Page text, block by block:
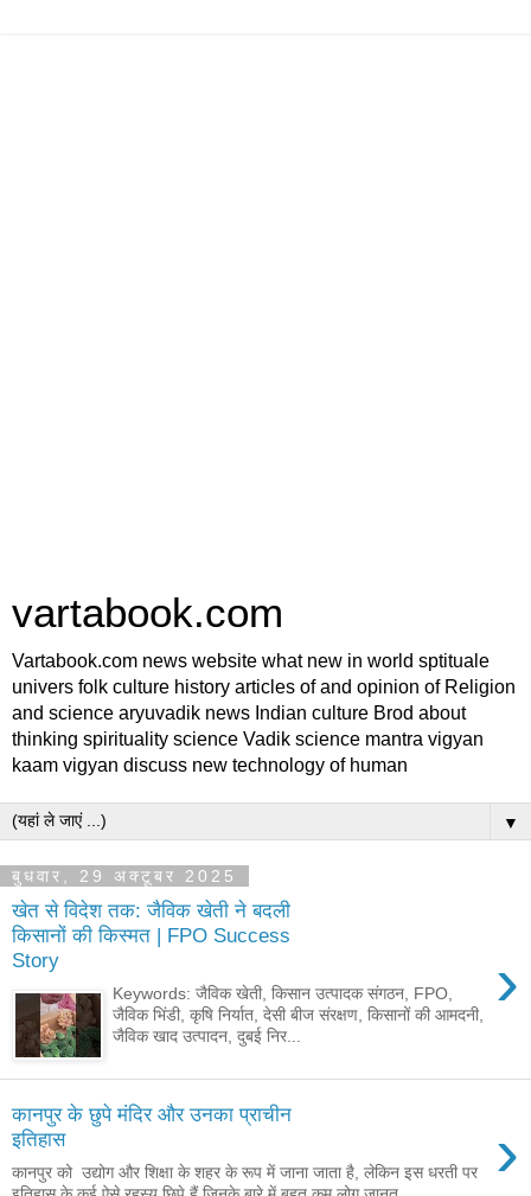
vartabook.com
Vartabook.com news website what new in world sptituale
univers folk culture history articles of and opinion of Religion
and science aryuvadik news Indian culture Brod about
thinking spirituality science Vadik science mantra vigyan
kaam vigyan discuss new technology of human
▼
बुधवार, 29 अक्टूबर 2025
खेत से विदेश तक: जैविक खेती ने बदली
किसानों की किस्मत | FPO Success
Story
›
Keywords: जैविक खेती, किसान उत्पादक संगठन, FPO,
जैविक भिंडी, कृषि निर्यात, देसी बीज संरक्षण, किसानों की आमदनी,
जैविक खाद उत्पादन, दुबई निर...
कानपुर के छुपे मंदिर और उनका प्राचीन
इतिहास
›
कानपुर को उद्योग और शिक्षा के शहर के रूप में जाना जाता है, लेकिन इस धरती पर